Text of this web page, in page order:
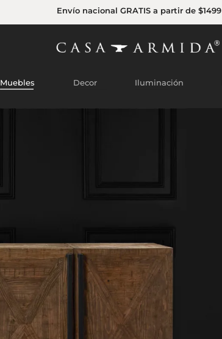
Muebles Decor Iluminación
Envío nacional GRATIS a partir de $1499